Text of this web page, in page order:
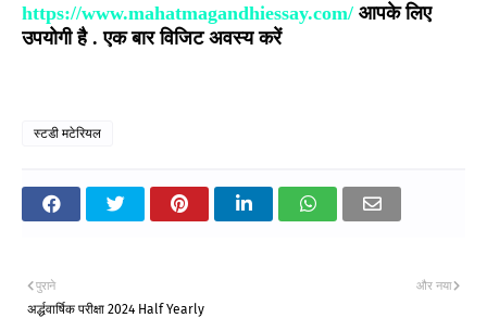
https://www.mahatmagandhiessay.com/ आपके लिए
उपयोगी है . एक बार विजिट अवस्य करें
स्टडी मटेरियल
और नया
पुराने
अर्द्धवार्षिक परीक्षा 2024 Half Yearly